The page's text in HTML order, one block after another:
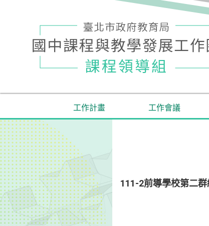
工作計畫 工作會議
111-2前導學校第二